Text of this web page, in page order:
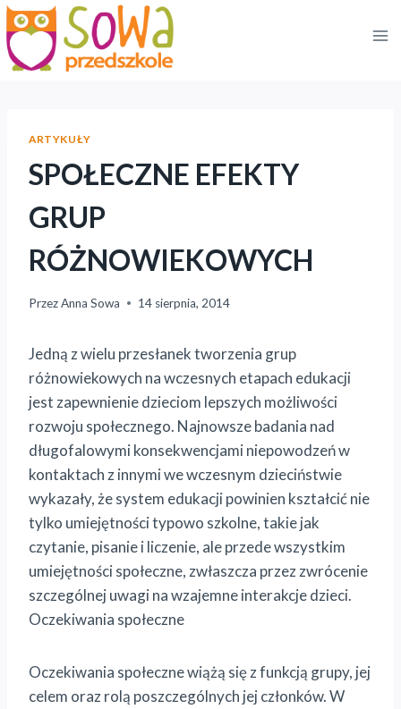
Przejdź
do
treści
ARTYKUŁY
SPOŁECZNE EFEKTY
GRUP
RÓŻNOWIEKOWYCH
PrzezAnna Sowa 14 sierpnia, 2014
Jedną z wielu przesłanek tworzenia grup
różnowiekowych na wczesnych etapach edukacji
jest zapewnienie dzieciom lepszych możliwości
rozwoju społecznego. Najnowsze badania nad
długofalowymi konsekwencjami niepowodzeń w
kontaktach z innymi we wczesnym dzieciństwie
wykazały, że system edukacji powinien kształcić nie
tylko umiejętności typowo szkolne, takie jak
czytanie, pisanie i liczenie, ale przede wszystkim
umiejętności społeczne, zwłaszcza przez zwrócenie
szczególnej uwagi na wzajemne interakcje dzieci.
Oczekiwania społeczne
Oczekiwania społeczne wiążą się z funkcją grupy, jej
celem oraz rolą poszczególnych jej członków. W